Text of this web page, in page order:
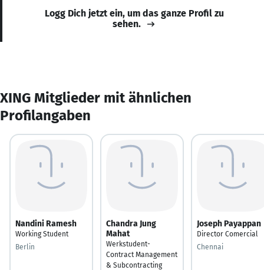
Logg Dich jetzt ein, um das ganze Profil zu
sehen.
XING Mitglieder mit ähnlichen
Profilangaben
Nandini Ramesh
Working Student
Berlin
Chandra Jung
Mahat
Werkstudent-
Contract Management
& Subcontracting
Joseph Payappan
Director Comercial
Chennai